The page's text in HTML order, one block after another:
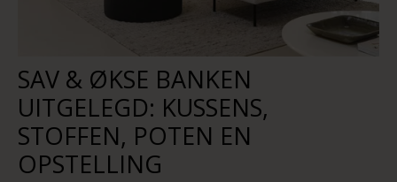
SAV & ØKSE BANKEN
UITGELEGD: KUSSENS,
STOFFEN, POTEN EN
OPSTELLING